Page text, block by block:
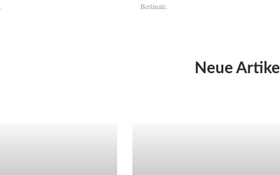
Berlinale.
Neue Artikel